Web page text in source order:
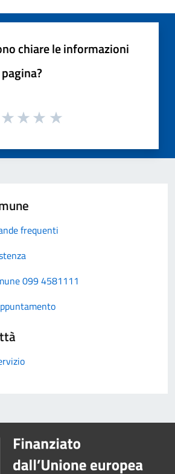
chiare le informazioni
frequenti
099 4581111